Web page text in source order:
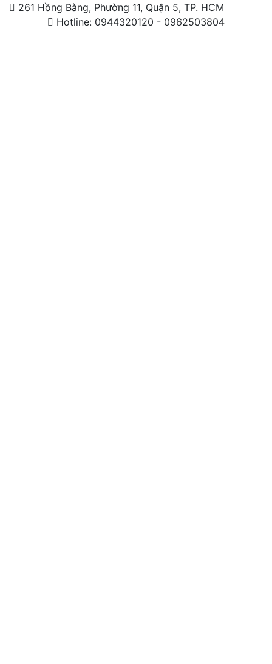
261 Hồng Bàng, Phường 11, Quận 5, TP. HCM
Hotline: 0944320120 - 0962503804